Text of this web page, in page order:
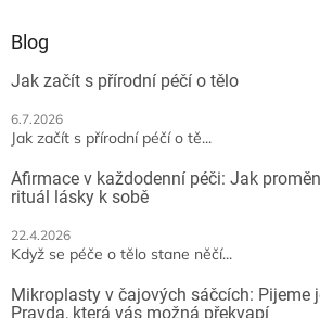
Blog
Jak začít s přírodní péčí o tělo
6.7.2026
Jak začít s přírodní péčí o tě...
Afirmace v každodenní péči: Jak
rituál lásky k sobě
22.4.2026
Když se péče o tělo stane něčí...
Mikroplasty v čajových sáčcích: Pijeme
Pravda, která vás možná překvapí